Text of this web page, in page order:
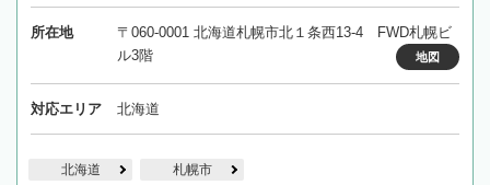
所在地
〒060-0001 北海道札幌市北１条西13-4 FWD札幌ビ
ル3階
地図
対応エリア 北海道
北海道 札幌市